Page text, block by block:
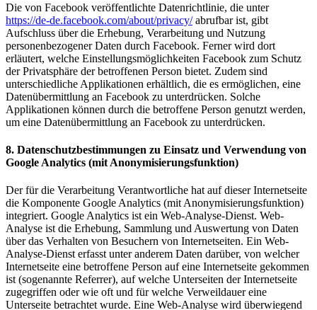
Die von Facebook veröffentlichte Datenrichtlinie, die unter
https://de-de.facebook.com/about/privacy/abrufbar ist, gibt
Aufschluss über die Erhebung, Verarbeitung und Nutzung
personenbezogener Daten durch Facebook. Ferner wird dort
erläutert, welche Einstellungsmöglichkeiten Facebook zum Schutz
der Privatsphäre der betroffenen Person bietet. Zudem sind
unterschiedliche Applikationen erhältlich, die es ermöglichen, eine
Datenübermittlung an Facebook zu unterdrücken. Solche
Applikationen können durch die betroffene Person genutzt werden,
um eine Datenübermittlung an Facebook zu unterdrücken.
8. Datenschutzbestimmungen zu Einsatz und Verwendung von
Google Analytics (mit Anonymisierungsfunktion)
Der für die Verarbeitung Verantwortliche hat auf dieser Internetseite
die Komponente Google Analytics (mit Anonymisierungsfunktion)
integriert. Google Analytics ist ein Web-Analyse-Dienst. Web-
Analyse ist die Erhebung, Sammlung und Auswertung von Daten
über das Verhalten von Besuchern von Internetseiten. Ein Web-
Analyse-Dienst erfasst unter anderem Daten darüber, von welcher
Internetseite eine betroffene Person auf eine Internetseite gekommen
ist (sogenannte Referrer), auf welche Unterseiten der Internetseite
zugegriffen oder wie oft und für welche Verweildauer eine
Unterseite betrachtet wurde. Eine Web-Analyse wird überwiegend